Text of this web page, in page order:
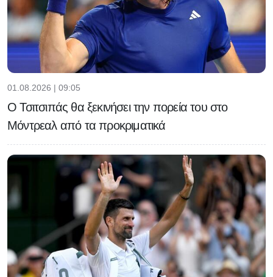
01.08.2026 | 09:05
Ο Τσιτσιπάς θα ξεκινήσει την πορεία του στο
Μόντρεαλ από τα προκριματικά